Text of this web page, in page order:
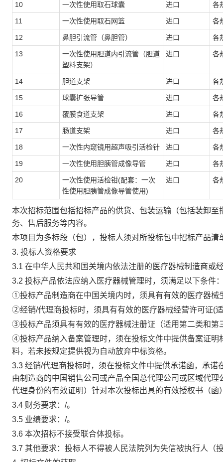
10 一次性使用取石球囊 进口 各
11 一次性使用取石网篮 进口 各
12 鼻胆引流管（鼻胆管） 进口 各
13
一次性使用胆道内引流管（胆道
塑料支架）
进口 各
14 胆道支架 进口 各
15 球囊扩张导管 进口 各
16 覆膜食道支架 进口 各
17 肠道支架 进口 各
18 一次性内窥镜用超声吸引活检针 进口 各
19 一次性使用胆胰管成像导管 进口 各
20 一次性使用活检钳(配套：一次
性使用胆胰管成像导管使用)
进口 各
本次招标范围包括招标产品的供货、包装运输（包括装卸
务、售后服务等内容。
本项目为多标段（包），投标人须对所投标包中招标产品
3. 投标人资格要求
3.1 在中华人民共和国关境内依法注册的医疗器械制造商或
3.2 投标产品依法应纳入医疗器械管理时，须满足以下条件
①投标产品制造商在中国关境内时，须具有有效的医疗器械
②经销/代理商投标时，须具有有效的医疗器械经营许可证(
③投标产品须具有有效的医疗器械注册证（适用第二类和第
④投标产品纳入备案管理时，须在投标文件中提供备案证
料，若未按规定提供视为自动放弃中标资格。
3.3 经销/代理商投标时，须在投标文件中提供承诺函，承
由制造商的中国销售公司或产品全国总代理公司或区域代
代理身份的有效证明）针对本次投标出具的有效授权书（
3.4 财务要求：/。
3.5 业绩要求：/。
3.6 本次招标不接受联合体投标。
3.7 其他要求：投标人不得被人民法院列为失信被执行人（